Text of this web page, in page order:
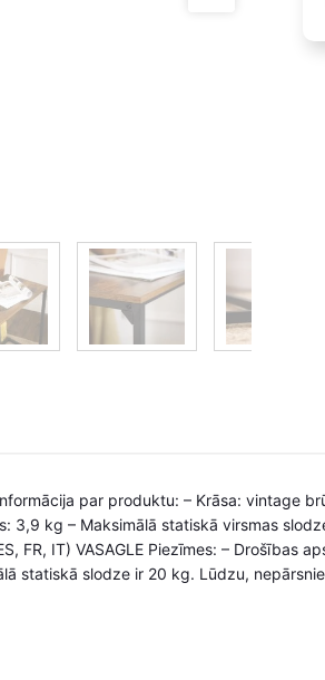
par produktu: – Krāsa: vintage
kg – Maksimālā statiskā virsmas
FR, IT) VASAGLE Piezīmes: – Drošības
statiskā slodze ir 20 kg. Lūdzu,